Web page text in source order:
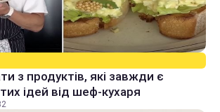
з продуктів, які завжди є
ідей від шеф-кухаря